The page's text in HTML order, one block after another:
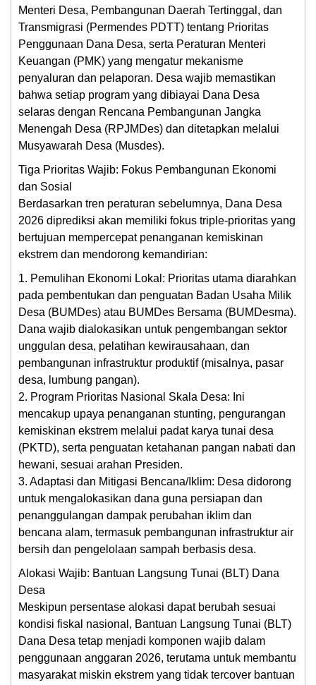
Menteri Desa, Pembangunan Daerah Tertinggal, dan
Transmigrasi (Permendes PDTT) tentang Prioritas
Penggunaan Dana Desa, serta Peraturan Menteri
Keuangan (PMK) yang mengatur mekanisme
penyaluran dan pelaporan. Desa wajib memastikan
bahwa setiap program yang dibiayai Dana Desa
selaras dengan Rencana Pembangunan Jangka
Menengah Desa (RPJMDes) dan ditetapkan melalui
Musyawarah Desa (Musdes).
Tiga Prioritas Wajib: Fokus Pembangunan Ekonomi
dan Sosial
Berdasarkan tren peraturan sebelumnya, Dana Desa
2026 diprediksi akan memiliki fokus triple-prioritas yang
bertujuan mempercepat penanganan kemiskinan
ekstrem dan mendorong kemandirian:
1. Pemulihan Ekonomi Lokal: Prioritas utama diarahkan
pada pembentukan dan penguatan Badan Usaha Milik
Desa (BUMDes) atau BUMDes Bersama (BUMDesma).
Dana wajib dialokasikan untuk pengembangan sektor
unggulan desa, pelatihan kewirausahaan, dan
pembangunan infrastruktur produktif (misalnya, pasar
desa, lumbung pangan).
2. Program Prioritas Nasional Skala Desa: Ini
mencakup upaya penanganan stunting, pengurangan
kemiskinan ekstrem melalui padat karya tunai desa
(PKTD), serta penguatan ketahanan pangan nabati dan
hewani, sesuai arahan Presiden.
3. Adaptasi dan Mitigasi Bencana/Iklim: Desa didorong
untuk mengalokasikan dana guna persiapan dan
penanggulangan dampak perubahan iklim dan
bencana alam, termasuk pembangunan infrastruktur air
bersih dan pengelolaan sampah berbasis desa.
Alokasi Wajib: Bantuan Langsung Tunai (BLT) Dana
Desa
Meskipun persentase alokasi dapat berubah sesuai
kondisi fiskal nasional, Bantuan Langsung Tunai (BLT)
Dana Desa tetap menjadi komponen wajib dalam
penggunaan anggaran 2026, terutama untuk membantu
masyarakat miskin ekstrem yang tidak tercover bantuan